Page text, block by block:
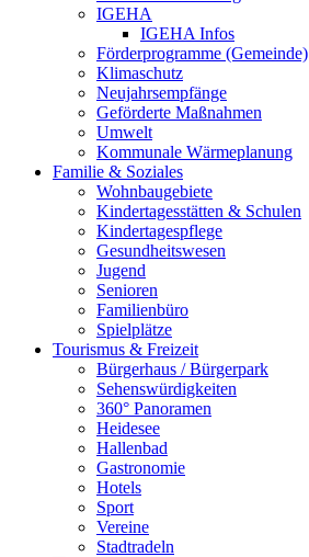
IGEHA
IGEHA Infos
Förderprogramme (Gemeinde)
Klimaschutz
Neujahrsempfänge
Geförderte Maßnahmen
Umwelt
Kommunale Wärmeplanung
Familie & Soziales
Wohnbaugebiete
Kindertagesstätten & Schulen
Kindertagespflege
Gesundheitswesen
Jugend
Senioren
Familienbüro
Spielplätze
Tourismus & Freizeit
Bürgerhaus / Bürgerpark
Sehenswürdigkeiten
360° Panoramen
Heidesee
Hallenbad
Gastronomie
Hotels
Sport
Vereine
Stadtradeln